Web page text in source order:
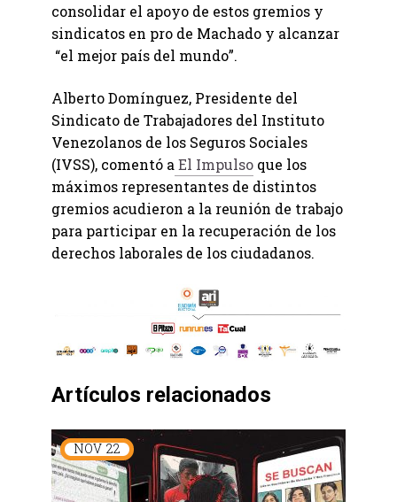
consolidar el apoyo de estos gremios y
sindicatos en pro de Machado y alcanzar
“el mejor país del mundo”.
Alberto Domínguez, Presidente del
Sindicato de Trabajadores del Instituto
Venezolanos de los Seguros Sociales
(IVSS), comentó a El Impulso que los
máximos representantes de distintos
gremios acudieron a la reunión de trabajo
para participar en la recuperación de los
derechos laborales de los ciudadanos.
Artículos relacionados
NOV 22